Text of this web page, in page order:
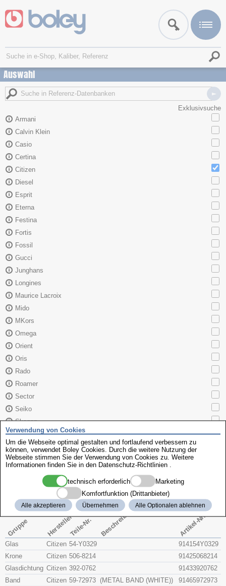
Auswahl
Exklusivsuche
Armani
Calvin Klein
Casio
Certina
Citizen
Diesel
Esprit
Eterna
Festina
Fortis
Fossil
Gucci
Junghans
Longines
Maurice Lacroix
Mido
MKors
Omega
Orient
Oris
Rado
Roamer
Sector
Seiko
Skagen
TAG Heuer
Tissot
Zenith
Citizen 4-S09753
Gruppe HerstellerTeile-Nr. Beschreibung Artikel-Nr.
Glas Citizen 54-Y0329
914154Y0329
Krone
Citizen 506-8214
91425068214
Glasdichtung Citizen 392-0762
91433920762
Band
Citizen 59-72973 (METAL BAND (WHITE))
91465972973
Verwendung von Cookies
Um die Webseite optimal gestalten und fortlaufend verbessern zu
können, verwendet Boley Cookies. Durch die weitere Nutzung der
Webseite stimmen Sie der Verwendung von Cookies zu. Weitere
Informationen finden Sie in den Datenschutz-Richtlinien
technisch erforderlich
Marketing
Komfortfunktion (Drittanbieter)
Alle akzeptieren Übernehmen Alle Optionalen ablehnen